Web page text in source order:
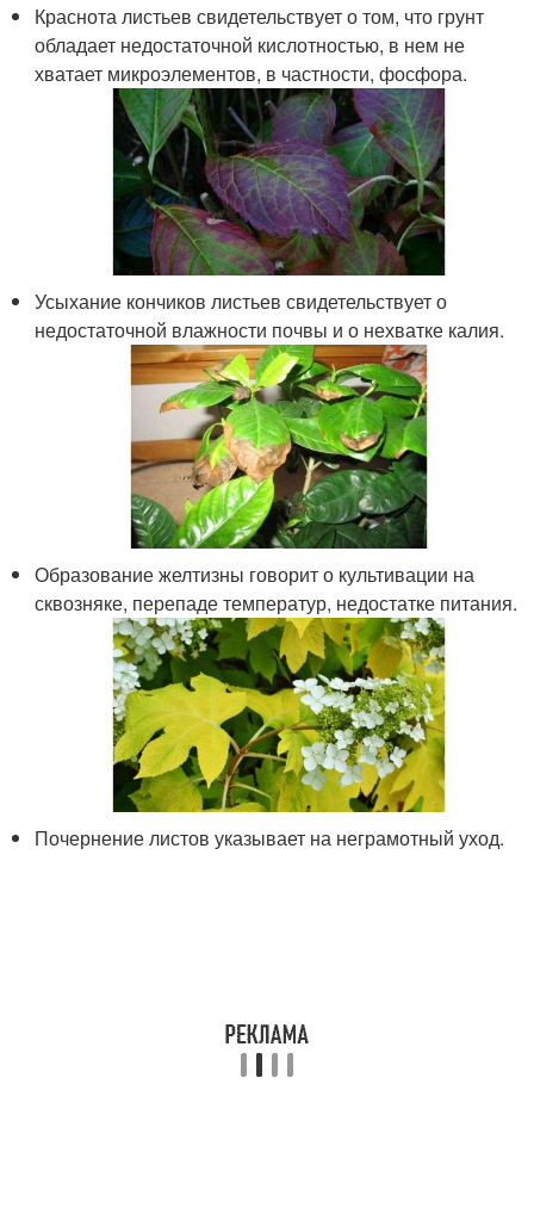
Краснота листьев свидетельствует о том, что грунт
обладает недостаточной кислотностью, в нем не
хватает микроэлементов, в частности, фосфора.
Усыхание кончиков листьев свидетельствует о
недостаточной влажности почвы и о нехватке калия.
Образование желтизны говорит о культивации на
сквозняке, перепаде температур, недостатке питания.
Почернение листов указывает на неграмотный уход.